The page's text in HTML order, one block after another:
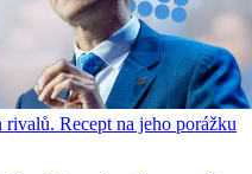
Recept na jeho porážku